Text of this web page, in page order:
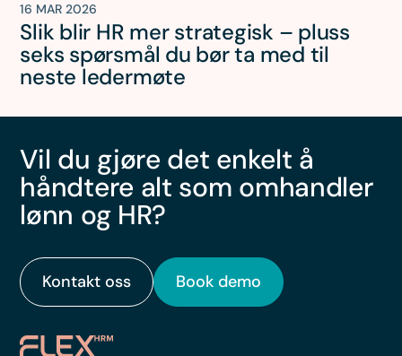
16 MAR 2026
Slik blir HR mer strategisk – pluss
seks spørsmål du bør ta med til
neste ledermøte
Vil du gjøre det enkelt å
håndtere alt som omhandler
lønn og HR?
Kontakt oss Book demo